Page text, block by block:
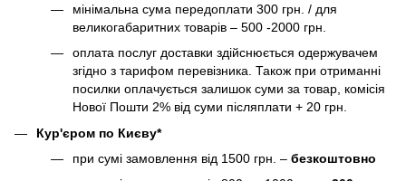
мінімальна сума передоплати 300 грн. / для
великогабаритних товарів – 500 -2000 грн.
оплата послуг доставки здійснюється одержувачем
згідно з тарифом перевізника. Також при отриманні
посилки оплачується залишок суми за товар, комісія
Нової Пошти 2% від суми післяплати + 20 грн.
Кур'єром по Києву*
при сумі замовлення від 1500 грн. – безкоштовно